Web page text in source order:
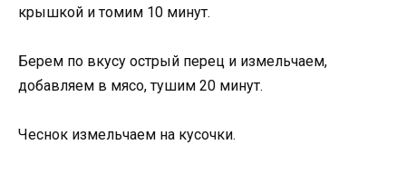
крышкой и томим 10 минут.
Берем по вкусу острый перец и измельчаем,
добавляем в мясо, тушим 20 минут.
Чеснок измельчаем на кусочки.